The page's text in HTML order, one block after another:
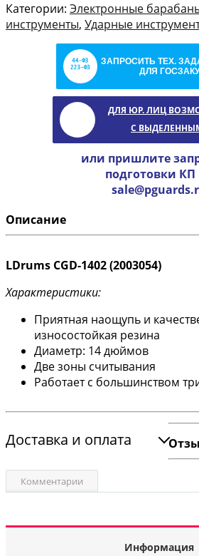
Категории: Электронные
инструменты, Ударные
ЗАПРОСИТЬ ТЕХ.
ДЛЯ
ДЛЯ ЮР. ЛИЦ
С
или пришлите
подготовки КП
Описание
LDrums CGD-1402 (2003054)
Характеристики:
Приятная наощупь и
износостойкая резина
Диаметр: 14 дюймов
Две зоны считывания
Работает с большинством
Доставка и оплата
Комментарии
Информация